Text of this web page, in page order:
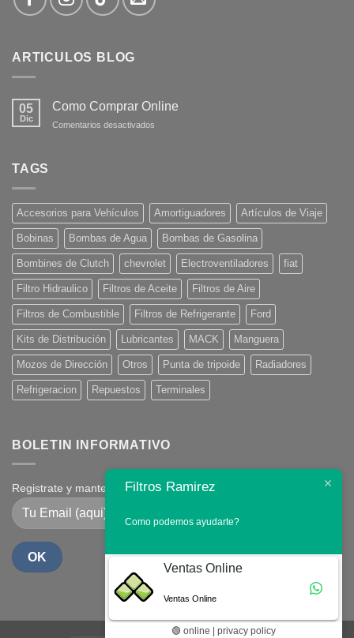
ARTICULOS BLOG
05
Dic
Como Comprar Online
Comentarios desactivados
TAGS
Accesorios para Vehículos Amortiguadores Artículos de Viaje
Bobinas Bombas de Agua Bombas de Gasolina
Bombines de Clutch chevrolet Electroventiladores fiat
Filtro Hidraulico Filtros de Aceite Filtros de Aire
Filtros de Combustible Filtros de Refrigerante Ford
Kits de Distribución Lubricantes MACK Manguera
Mozos de Dirección Otros Punta de tripoide Radiadores
Refrigeracion Repuestos Terminales
BOLETIN INFORMATIVO
Registrate y mantente en contacto
Filtros Ramirez
Como podemos ayudarte?
Ventas Online
Ventas Online
🟢 online | privacy policy